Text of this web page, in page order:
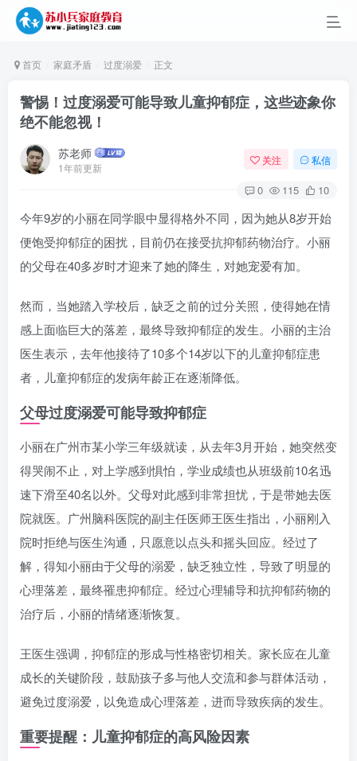
首页 家庭矛盾 过度溺爱 正文
警惕！过度溺爱可能导致儿童抑郁症，这些迹象你
绝不能忽视！
苏老师
1年前更新
关注 私信
0 115 10
今年9岁的小丽在同学眼中显得格外不同，因为她从8岁开始
便饱受抑郁症的困扰，目前仍在接受抗抑郁药物治疗。小丽
的父母在40多岁时才迎来了她的降生，对她宠爱有加。
然而，当她踏入学校后，缺乏之前的过分关照，使得她在情
感上面临巨大的落差，最终导致抑郁症的发生。小丽的主治
医生表示，去年他接待了10多个14岁以下的儿童抑郁症患
者，儿童抑郁症的发病年龄正在逐渐降低。
父母过度溺爱可能导致抑郁症
小丽在广州市某小学三年级就读，从去年3月开始，她突然变
得哭闹不止，对上学感到惧怕，学业成绩也从班级前10名迅
速下滑至40名以外。父母对此感到非常担忧，于是带她去医
院就医。广州脑科医院的副主任医师王医生指出，小丽刚入
院时拒绝与医生沟通，只愿意以点头和摇头回应。经过了
解，得知小丽由于父母的溺爱，缺乏独立性，导致了明显的
心理落差，最终罹患抑郁症。经过心理辅导和抗抑郁药物的
治疗后，小丽的情绪逐渐恢复。
王医生强调，抑郁症的形成与性格密切相关。家长应在儿童
成长的关键阶段，鼓励孩子多与他人交流和参与群体活动，
避免过度溺爱，以免造成心理落差，进而导致疾病的发生。
重要提醒：儿童抑郁症的高风险因素